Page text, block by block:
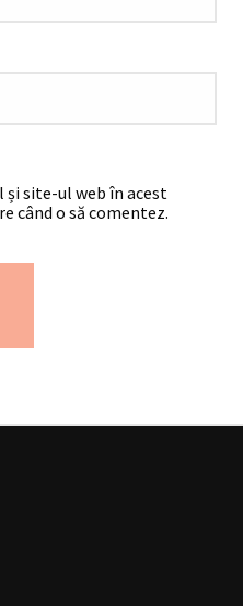
și site-ul web în acest
când o să comentez.